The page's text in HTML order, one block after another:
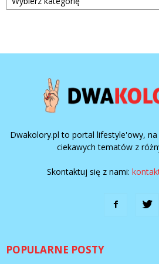
Dwakolory.pl to portal lifestyle'owy,
ciekawych tematów z
Skontaktuj się z nami:
POPULARNE POSTY